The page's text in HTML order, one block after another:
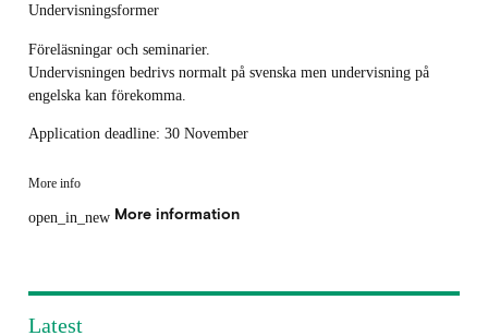
Undervisningsformer
Föreläsningar och seminarier.
Undervisningen bedrivs normalt på svenska men undervisning på
engelska kan förekomma.
Application deadline: 30 November
More info
open_in_new More information
Latest